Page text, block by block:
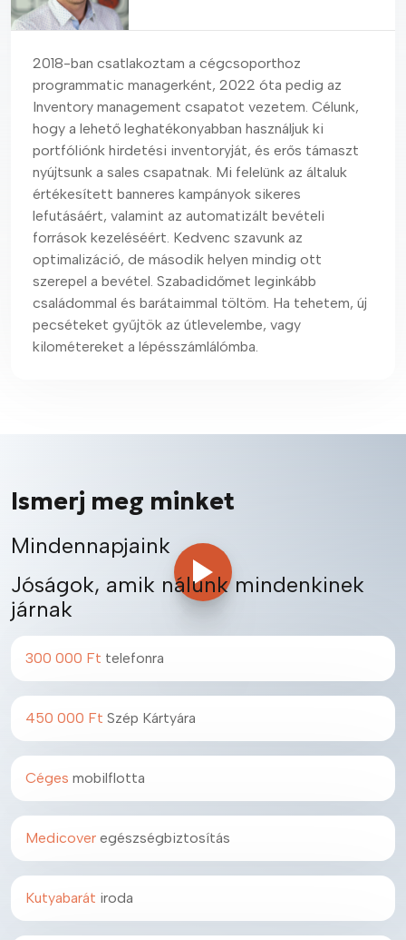
2018-ban csatlakoztam a cégcsoporthoz
programmatic managerként, 2022 óta pedig az
Inventory management csapatot vezetem. Célunk,
hogy a lehető leghatékonyabban használjuk ki
portfóliónk hirdetési inventoryját, és erős támaszt
nyújtsunk a sales csapatnak. Mi felelünk az általuk
értékesített banneres kampányok sikeres
lefutásáért, valamint az automatizált bevételi
források kezeléséért. Kedvenc szavunk az
optimalizáció, de második helyen mindig ott
szerepel a bevétel. Szabadidőmet leginkább
családommal és barátaimmal töltöm. Ha tehetem, új
pecséteket gyűjtök az útlevelembe, vagy
kilométereket a lépésszámlálómba.
Ismerj meg minket
Mindennapjaink
Jóságok, amik nálunk mindenkinek
járnak
300 000 Ft telefonra
450 000 Ft Szép Kártyára
Céges mobilflotta
Medicover egészségbiztosítás
Kutyabarát iroda